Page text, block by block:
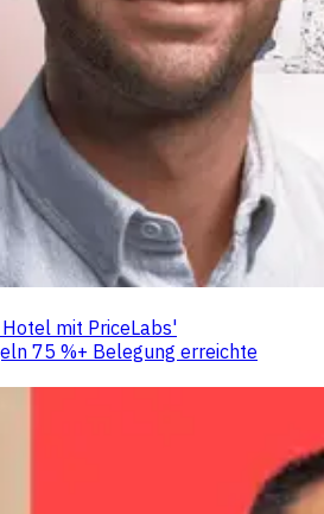
mit PriceLabs'
75 %+ Belegung erreichte